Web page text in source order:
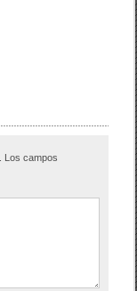
Los campos